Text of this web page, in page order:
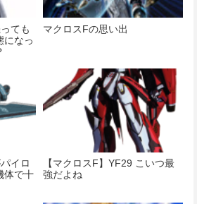
ても
になっ
マクロスFの思い出
イロ
体で十
【マクロスF】YF29 こいつ最
強だよね